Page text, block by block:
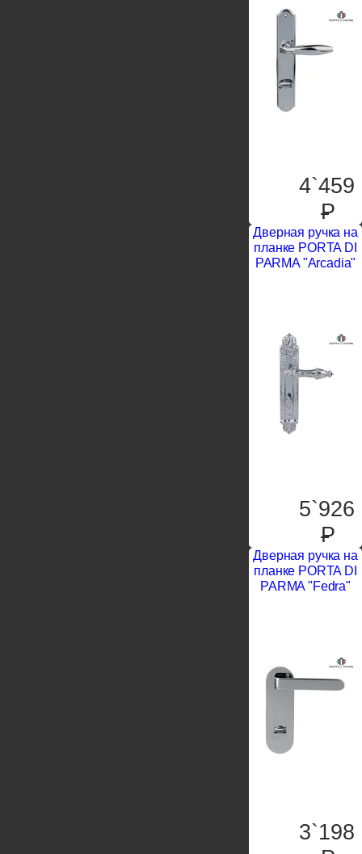
4`459
P
Дверная ручка на
планке PORTA DI
PARMA "Arcadia"
5`926
P
Дверная ручка на
планке PORTA DI
PARMA "Fedra"
3`198